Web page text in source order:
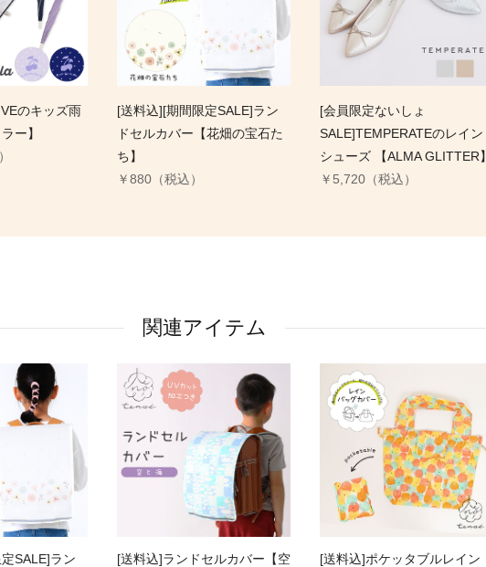
のキッズ雨
ー】
[送料込][期間限定SALE]ラン
ドセルカバー【花畑の宝石た
ち】
￥880（税込）
[会員限定ないしょ
SALE]TEMPERATEのレイン
シューズ 【ALMA GLITTER】
￥5,720（税込）
関連アイテム
SALE]ラン
[送料込]ランドセルカバー【空
[送料込]ポケッタブルレイン